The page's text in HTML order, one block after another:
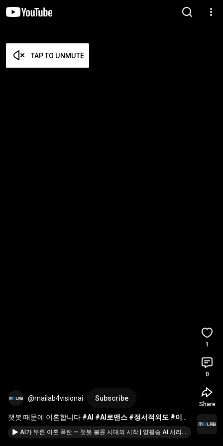
TAP TO UNMUTE
@mailab4visionai Subscribe
챗봇 때문에 이혼합니다 #AI #AI로맨스 #정서적외도 #이혼
#챗봇#미래사회#양필승AI시리즈
AI가 부른 이혼 폭탄 — 챗봇 불륜 시대의 시작 | 양필승 AI 시리즈 #AI #양필승AI시리즈 #AI윤리 #인간관계 #정서적외도 #미래사회
1
0
Share